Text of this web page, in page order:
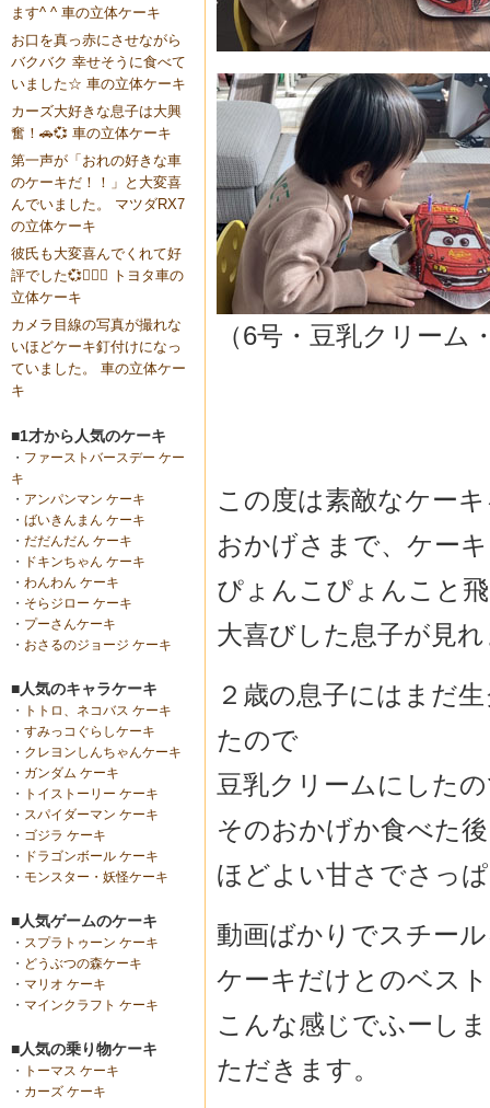
ます^ ^ 車の立体ケーキ
お口を真っ赤にさせながら
バクバク 幸せそうに食べて
いました☆ 車の立体ケーキ
カーズ大好きな息子は大興
奮！🚗💞 車の立体ケーキ
第一声が「おれの好きな車
のケーキだ！！」と大変喜
んでいました。 マツダRX7
の立体ケーキ
彼氏も大変喜んでくれて好
評でした💞🙇🏼‍♀️ トヨタ車の
立体ケーキ
カメラ目線の写真が撮れな
いほどケーキ釘付けになっ
ていました。 車の立体ケー
キ
■1才から人気のケーキ
・ ファーストバースデー ケー
キ
・ アンパンマン ケーキ
・ ばいきんまん ケーキ
・ だだんだん ケーキ
・
ドキンちゃん ケーキ
・ わんわん ケーキ
・ そらジロー ケーキ
・ プーさんケーキ
・ おさるのジョージ ケーキ
■人気のキャラケーキ
・
トトロ、ネコバス ケーキ
・ すみっコぐらしケーキ
・ クレヨンしんちゃんケーキ
・ ガンダム ケーキ
・
トイストーリー ケーキ
・ スパイダーマン ケーキ
・ ゴジラ ケーキ
・
ドラゴンボール ケーキ
・ モンスター・妖怪ケーキ
■人気ゲームのケーキ
・ スプラトゥーン ケーキ
・ どうぶつの森ケーキ
・ マリオ ケーキ
・ マインクラフト ケーキ
■人気の乗り物ケーキ
・
トーマス ケーキ
・ カーズ ケーキ
（6号・豆乳クリーム
この度は素敵なケー
おかげさまで、ケー
ぴょんこぴょんこと
大喜びした息子が見
２歳の息子にはまだ
たので
豆乳クリームにした
そのおかげか食べた
ほどよい甘さでさっ
動画ばかりでスチー
ケーキだけとのベス
こんな感じでふーし
ただきます。